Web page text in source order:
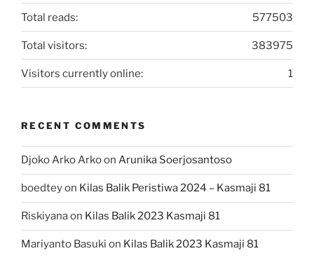
577503
Total reads:
383975
Total visitors:
1
Visitors currently online:
RECENT COMMENTS
Djoko Arko Arkoon Arunika Soerjosantoso
boedteyon Kilas Balik Peristiwa 2024 – Kasmaji 81
Riskiyanaon Kilas Balik 2023 Kasmaji 81
Mariyanto Basuki on Kilas Balik 2023 Kasmaji 81